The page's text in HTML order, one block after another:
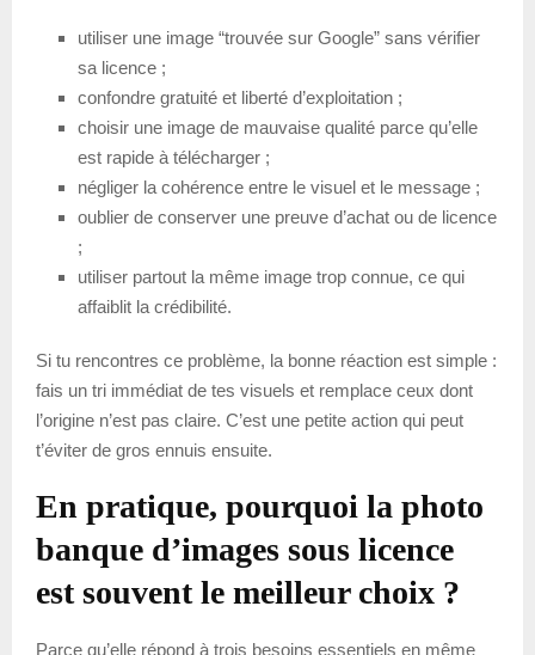
utiliser une image “trouvée sur Google” sans vérifier
sa licence ;
confondre gratuité et liberté d’exploitation ;
choisir une image de mauvaise qualité parce qu’elle
est rapide à télécharger ;
négliger la cohérence entre le visuel et le message ;
oublier de conserver une preuve d’achat ou de licence
;
utiliser partout la même image trop connue, ce qui
affaiblit la crédibilité.
Si tu rencontres ce problème, la bonne réaction est simple :
fais un tri immédiat de tes visuels et remplace ceux dont
l’origine n’est pas claire. C’est une petite action qui peut
t’éviter de gros ennuis ensuite.
En pratique, pourquoi la photo
banque d’images sous licence
est souvent le meilleur choix ?
Parce qu’elle répond à trois besoins essentiels en même